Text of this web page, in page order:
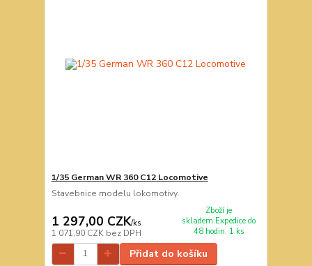
1/35 German WR 360 C12 Locomotive
Stavebnice modelu lokomotivy.
1 297,00 CZK/ks
1 071,90 CZK bez DPH
Zboží je
skladem.Expedice do
48 hodin. 1 ks
Přidat do košíku